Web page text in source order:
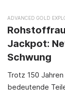
ADVANCED GOLD
Jackpot:
Schwung
Trotz 150
bedeutende